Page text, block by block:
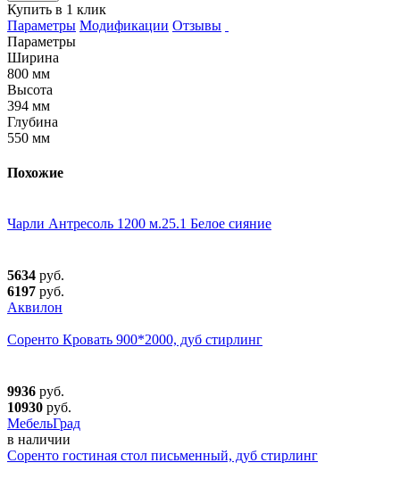
Купить в 1 клик
Параметры Модификации Отзывы
Параметры
Ширина
800 мм
Высота
394 мм
Глубина
550 мм
Похожие
Чарли Антресоль 1200 м.25.1 Белое сияние
5634 руб.
6197 руб.
Аквилон
Соренто Кровать 900*2000, дуб стирлинг
9936 руб.
10930 руб.
МебельГрад
в наличии
Соренто гостиная стол письменный, дуб стирлинг